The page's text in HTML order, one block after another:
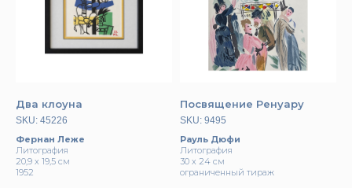
Два клоуна
SKU: 45226
Фернан Леже
Литография
20,9 х 19,5 см
1952
Посвящение Ренуару
SKU: 9495
Рауль Дюфи
Литография
30 х 24 см
ограниченный тираж